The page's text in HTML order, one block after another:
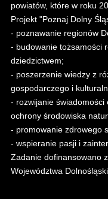
powiatów, które w roku
Projekt "Poznaj Dolny
- poznawanie regionów
- budowanie tożsamości
dziedzictwem;
- poszerzenie wiedzy z
gospodarczego i
- rozwijanie świadomości
ochrony środowiska
- promowanie zdrowego
- wspieranie pasji i
Zadanie dofinansowano
Województwa